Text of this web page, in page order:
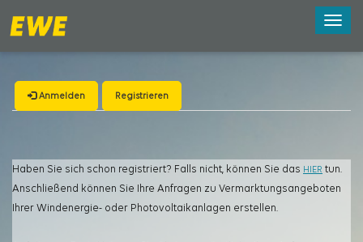
Toggle
Anmelden Registrieren
Haben Sie sich schon registriert? Falls nicht, können Sie das HIER tun.
Anschließend können Sie Ihre Anfragen zu Vermarktungsangeboten
Ihrer Windenergie- oder Photovoltaikanlagen erstellen.